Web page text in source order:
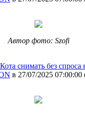
Автор фото: Szofi
снимать без спроса
в 27/07/2025 07:00:00